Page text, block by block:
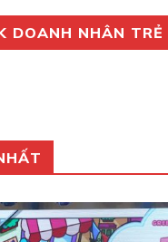
DOANH NHÂN TRẺ